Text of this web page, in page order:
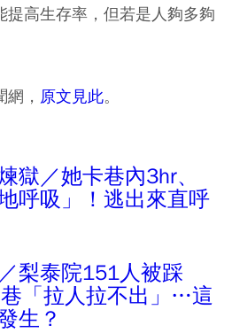
提高生存率，但若是人夠多夠
， 原文見此。
獄／她卡巷內3hr、
呼吸」！逃出來直呼
梨泰院151人被踩
「拉人拉不出」…這
生？